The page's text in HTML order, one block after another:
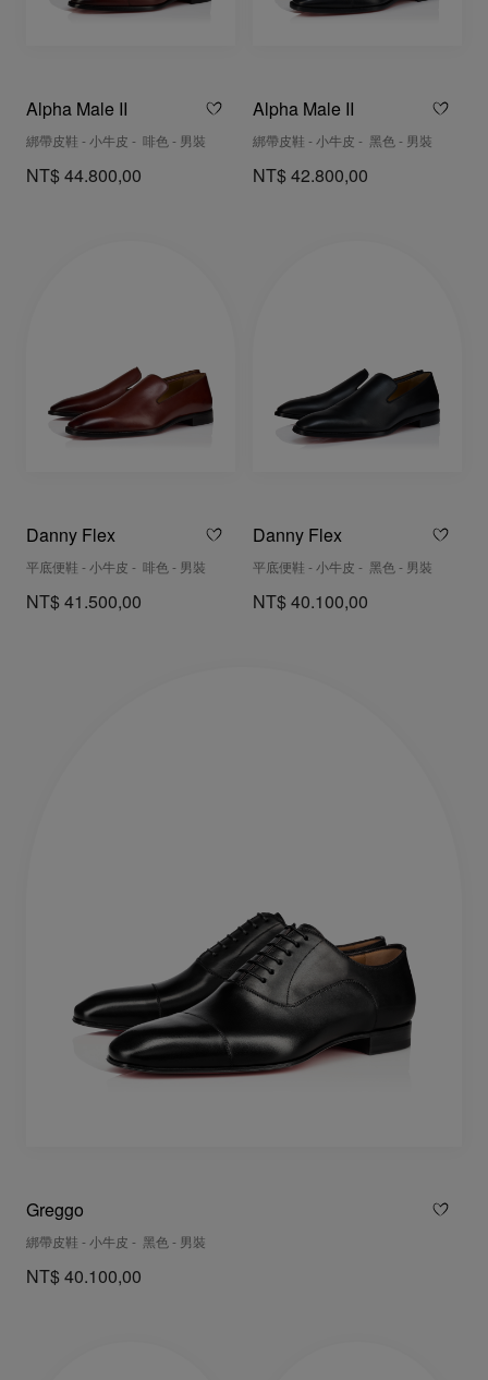
Alpha Male II
綁帶皮鞋 - 小牛皮 - 啡色 - 男裝
NT$ 44.800,00
Alpha Male II
綁帶皮鞋 - 小牛皮 - 黑色 - 男裝
NT$ 42.800,00
Danny Flex
平底便鞋 - 小牛皮 - 啡色 - 男裝
NT$ 41.500,00
Danny Flex
平底便鞋 - 小牛皮 - 黑色 - 男裝
NT$ 40.100,00
Greggo
綁帶皮鞋 - 小牛皮 - 黑色 - 男裝
NT$ 40.100,00